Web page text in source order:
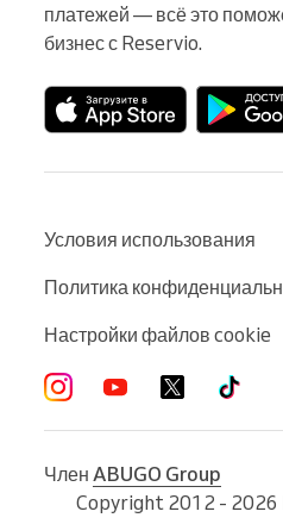
платежей — всё это
бизнес с Reservio.
Условия использования
Политика
Настройки файлов cookie
Член ABUGO Group
Copyright 2012 - 2026